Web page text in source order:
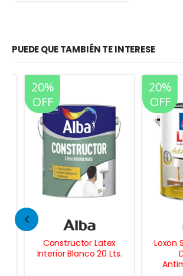
PUEDE QUE TAMBIÉN TE INTERESE
20%
OFF
Constructor Latex
Interior Blanco 20 Lts.
20%
OFF
Loxon